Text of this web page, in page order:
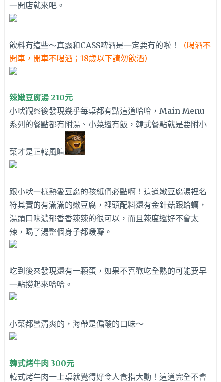
一開店就來吧。
飲料有這些～真露和CASS啤酒是一定要有的啦！
（喝酒不
開車，開車不喝酒；18歲以下請勿飲酒）
辣嫩豆腐湯 210元
小吠觀察後發現幾乎每桌都有點這道哈哈，Main Menu
系列的餐點都有附湯、小菜還有飯，韓式餐點就是要附小
菜才是正韓風嘛
跟小吠一樣熱愛豆腐的孩紙們必點啊！這道嫩豆腐湯裡名
符其實的有滿滿的嫩豆腐，裡頭配料還有金針菇跟蛤蠣，
湯頭口味濃郁香香辣辣的很可以，而且辣度還好不會太
辣，喝了湯整個身子都暖囉。
吃到後來發現還有一顆蛋，如果不喜歡吃全熟的可能要早
一點撈起來哈哈。
小菜都蠻清爽的，海帶是偏酸的口味～
韓式烤牛肉 300元
韓式烤牛肉一上桌就覺得好令人食指大動！這道完全不會